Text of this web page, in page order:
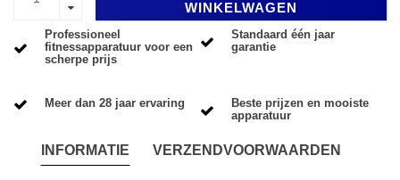
WINKELWAGEN
Professioneel
fitnessapparatuur voor een
scherpe prijs
Standaard één jaar
garantie
Meer dan 28 jaar ervaring
Beste prijzen en mooiste
apparatuur
INFORMATIE VERZENDVOORWAARDEN